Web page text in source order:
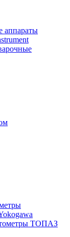
аппараты
ТОПАЗ